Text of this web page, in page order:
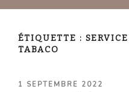
ÉTIQUETTE :
TABACO
PUBLIÉ
1 SEPTEMBRE 2022